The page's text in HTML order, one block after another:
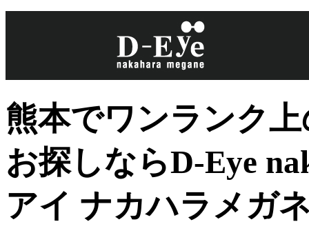
熊本でワンランク
お探しならD-Eye
アイ ナカハラメガ